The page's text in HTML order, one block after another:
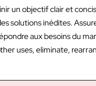
un objectif clair et
solutions inédites.
aux besoins du
uses, eliminate,